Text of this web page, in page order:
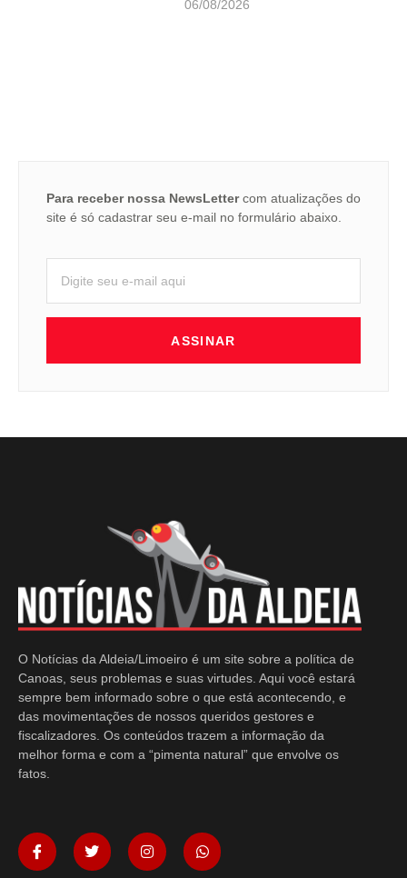
06/08/2026
Para receber nossa NewsLettercom atualizações do
site é só cadastrar seu e-mail no formulário abaixo.
ASSINAR
O Notícias da Aldeia/Limoeiro é um site sobre a política de
Canoas, seus problemas e suas virtudes. Aqui você estará
sempre bem informado sobre o que está acontecendo, e
das movimentações de nossos queridos gestores e
fiscalizadores. Os conteúdos trazem a informação da
melhor forma e com a “pimenta natural” que envolve os
fatos.